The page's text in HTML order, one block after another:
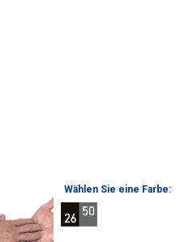
Wählen Sie eine Farbe: